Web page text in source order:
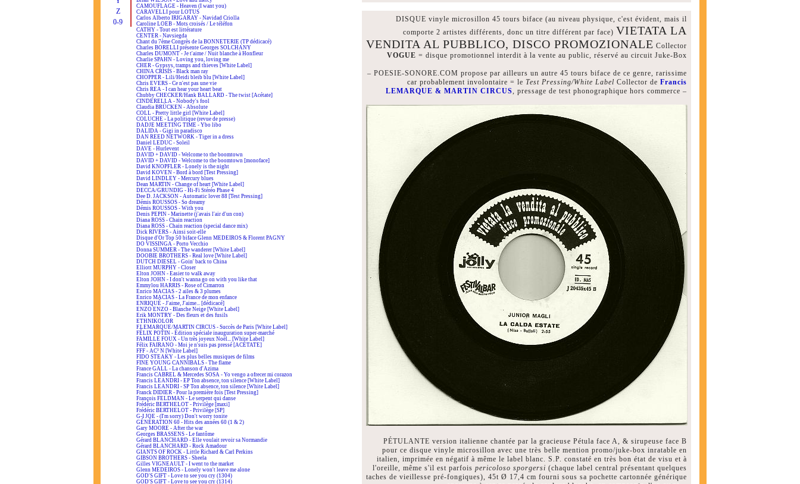
Z
0-9
CAMOUFLAGE - Heaven (I want you)
CARAVELLI pour LOTUS
Carlos Alberto IRIGARAY - Navidad Criolla
Caroline LOEB - Mots croisés / Le téléfon
CATHY - Tout est littérature
CENTER - Navsiegda
Chant du 7ème Congrès de la BONNETERIE (TP dédicacé)
Charles BORELLI présente Georges SOLCHANY
Charles DUMONT - Je t'aime / Nuit blanche à Honfleur
Charlie SPAHN - Loving you, loving me
CHER - Gypsys, tramps and thieves [White Label]
CHINA CRISIS - Black man ray
CHOPPER - Lili/Heidi bleib blu [White Label]
Chris EVERS - Ce n'est pas une vie
Chris REA - I can hear your heart beat
Chubby CHECKER/Hank BALLARD - The twist [Acétate]
CINDERELLA - Nobody's fool
Claudia BRÜCKEN - Absolute
COLL - Pretty little girl [White Label]
COLUCHE - La politique (revue de presse)
DADJE MEETING TIME - Ybo libo
DALIDA - Gigi in paradisco
DAN REED NETWORK - Tiger in a dress
Daniel LEDUC - Soleil
DAVE - Hurlevent
DAVID + DAVID - Welcome to the boomtown
DAVID + DAVID - Welcome to the boomtown [monoface]
David KNOPFLER - Lonely is the night
David KOVEN - Bord à bord [Test Pressing]
David LINDLEY - Mercury blues
Dean MARTIN - Change of heart [White Label]
DECCA/GRUNDIG - Hi-Fi Stéréo Phase 4
Dee D. JACKSON - Automatic lover 88 [Test Pressing]
Démis ROUSSOS - So dreamy
Démis ROUSSOS - With you
Denis PEPIN - Marinette (j'avais l'air d'un con)
Diana ROSS - Chain reaction
Diana ROSS - Chain reaction (special dance mix)
Dick RIVERS - Ainsi soit-elle
Disque d'Or Top 50 biface Glenn MEDEIROS & Florent PAGNY
DO VISSINGA - Porto Vecchio
Donna SUMMER - The wanderer [White Label]
DOOBIE BROTHERS - Real love [White Label]
DUTCH DIESEL - Goin' back to China
Elliott MURPHY - Closer
Elton JOHN - Easier to walk away
Elton JOHN - I don't wanna go on with you like that
Emmylou HARRIS - Rose of Cimarron
Enrico MACIAS - 2 ailes & 3 plumes
Enrico MACIAS - La France de mon enfance
ENRIQUÉ - J'aime, J'aime... [dédicacé]
ENZO ENZO - Blanche Neige [White Label]
Erik MONTRY - Des fleurs et des fusils
ETHNIKOLOR
F.LEMARQUE/MARTIN CIRCUS - Succès de Paris [White Label]
FÉLIX POTIN - Édition spéciale inauguration super-marché
FAMILLE FOUX - Un très joyeux Noël... [White Label]
Félix FAIRANO - Moi je n'suis pas pressé [ACÉTATE]
FFF - AC² N [White Label]
FIDO STEAKY - Les plus belles musiques de films
FINE YOUNG CANNIBALS - The flame
France GALL - La chanson d'Azima
Francis CABREL & Mercedes SOSA - Yo vengo a ofrecer mi corazon
Francis LEANDRI - EP Ton absence, ton silence [White Label]
Francis LEANDRI - SP Ton absence, ton silence [White Label]
Franck DIDIER - Pour la première fois [Test Pressing]
François FELDMAN - Le serpent qui danse
Frédéric BERTHELOT - Privilège [maxi]
Frédéric BERTHELOT - Privilège [SP]
G-I JOE - (I'm sorry) Don't worry tonite
GÉNÉRATION 60 - Hits des années 60 (1 & 2)
Gary MOORE - After the war
Georges BRASSENS - Le fantôme
Gérard BLANCHARD - Elle voulait revoir sa Normandie
Gérard BLANCHARD - Rock Amadour
GIANTS OF ROCK - Little Richard & Carl Perkins
GIBSON BROTHERS - Sheela
Gilles VIGNEAULT - I went to the market
Glenn MEDEIROS - Lonely won't leave me alone
GOD'S GIFT - Love to see you cry (1304)
GOD'S GIFT - Love to see you cry (1314)
DISQUE vinyle microsillon 45 tours biface (au niveau physique, c'est évident, mais il
comporte 2 artistes différents, donc un titre différent par face) VIETATA LA
VENDITA AL PUBBLICO, DISCO PROMOZIONALE Collector
VOGUE = disque promotionnel interdit à la vente au public, réservé au circuit Juke-Box
– POESIE-SONORE.COM propose par ailleurs un autre 45 tours biface de ce genre, rarissime
car probablement involontaire = le Test Pressing/White Label Collector de Francis
LEMARQUE & MARTIN CIRCUS, pressage de test phonographique hors commerce –
PÉTULANTE version italienne chantée par la gracieuse Pétula face A, & sirupeuse face B
pour ce disque vinyle microsillon avec une très belle mention promo/juke-box inratable en
italien, imprimée en négatif à même le label blanc. S.P. constaté en très bon état de visu et à
l'oreille, même s'il est parfois pericoloso sporgersi (chaque label central présentant quelques
taches de vieillesse pré-fongiques), 45t Ø 17,4 cm fourni sous sa pochette cartonnée générique